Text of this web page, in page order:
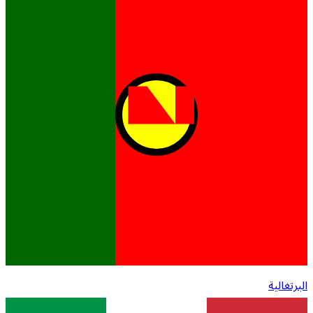
البرتغالية